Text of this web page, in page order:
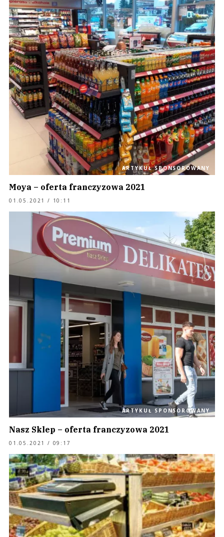
ARTYKUŁ SPONSOROWANY
Moya – oferta franczyzowa 2021
01.05.2021 / 10:11
ARTYKUŁ SPONSOROWANY
Nasz Sklep – oferta franczyzowa 2021
01.05.2021 / 09:17